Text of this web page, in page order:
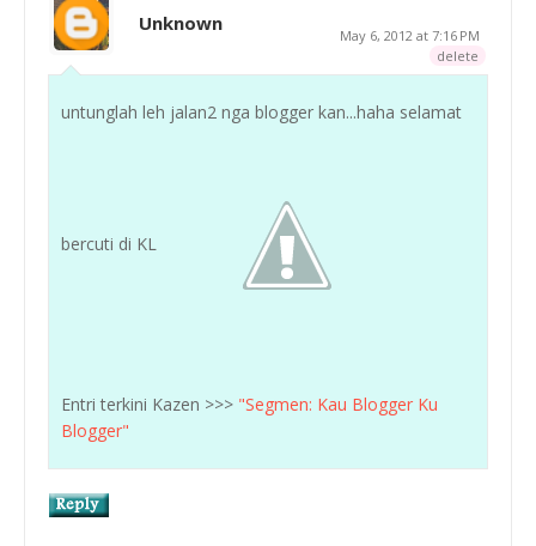
Unknown
May 6, 2012 at 7:16 PM
delete
untunglah leh jalan2 nga blogger kan...haha selamat
bercuti di KL
Entri terkini Kazen >>> "Segmen: Kau Blogger Ku
Blogger"